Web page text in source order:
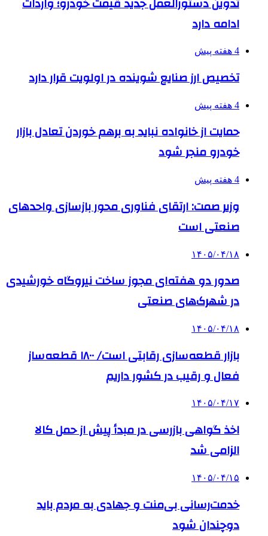
ادامه دارد
4 هفته پیش
تخصیص ارز صنایع شوینده در اولویت قرار دارد
4 هفته پیش
حمایت از خانواده نباید به برهم خوردن تعادل بازار
خودرو منجر شود
4 هفته پیش
وزیر صمت: ارتقای فناوری محور بازسازی واحدهای
صنعتی است
۱۴۰۵/۰۴/۱۸
صدور دو هفته‌ای مجوز ساخت نیروگاه خورشیدی
در شهرک‌های صنعتی
۱۴۰۵/۰۴/۱۸
بازار قطعه‌سازی رقابتی است/ ۱۸۰۰ قطعه‌ساز
فعال و رقیب در کشور داریم
۱۴۰۵/۰۴/۱۷
اخذ گواهی بازرسی در مبدأ پیش از حمل کالا
الزامی شد
۱۴۰۵/۰۴/۱۵
خدمت‌رسانی بی‌منت و جهادی به مردم باید
دوچندان شود